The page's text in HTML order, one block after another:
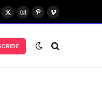
X
(Twitter)
Instagram
Pinterest
Vimeo